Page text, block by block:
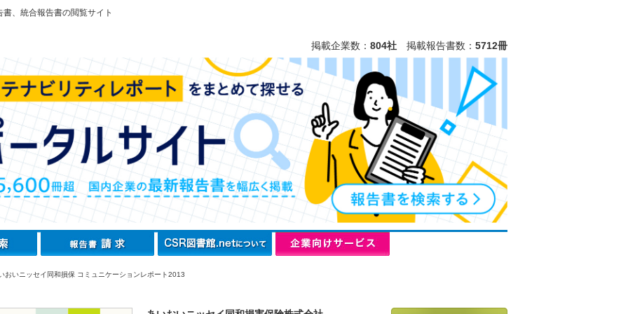
、統合報告書の閲覧サイト
掲載企業数： 804社 掲載報告書数： 5712冊
おいニッセイ同和損保 コミュニケーションレポート2013